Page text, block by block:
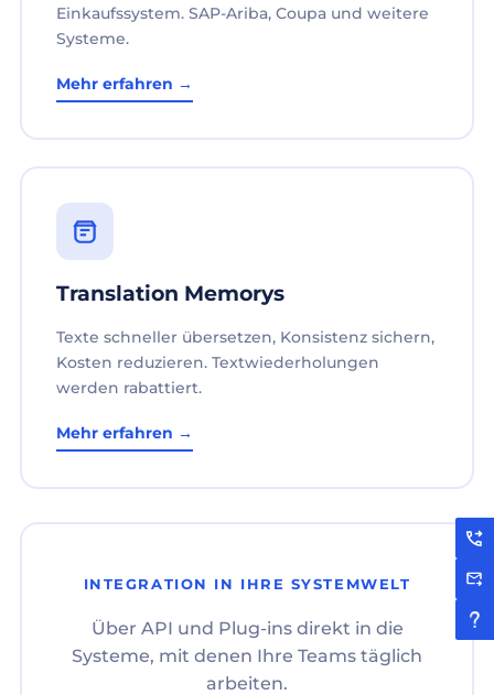
Einkaufssystem. SAP-Ariba, Coupa und weitere
Systeme.
Mehr erfahren →
Translation Memorys
Texte schneller übersetzen, Konsistenz sichern,
Kosten reduzieren. Textwiederholungen
werden rabattiert.
Mehr erfahren →
INTEGRATION IN IHRE SYSTEMWELT
Über API und Plug-ins direkt in die
Systeme, mit denen Ihre Teams täglich
arbeiten.